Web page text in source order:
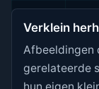
Verklein
Afbeeldingen
gerelateerde
hun eigen